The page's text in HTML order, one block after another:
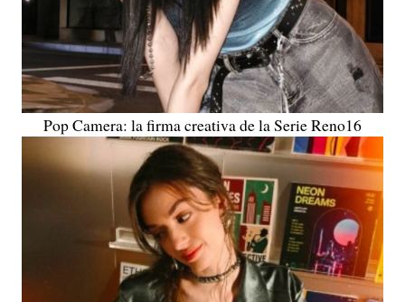
Pop Camera: la firma creativa de la Serie Reno16